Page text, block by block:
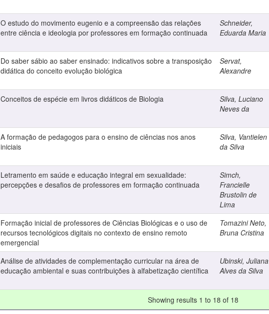
O estudo do movimento eugenio e a compreensão das relações
entre ciência e ideologia por professores em formação continuada
Schneider,
Eduarda Maria
Do saber sábio ao saber ensinado: indicativos sobre a transposição
didática do conceito evolução biológica
Servat,
Alexandre
Conceitos de espécie em livros didáticos de Biologia
Silva, Luciano
Neves da
A formação de pedagogos para o ensino de ciências nos anos
iniciais
Silva, Vantielen
da Silva
Letramento em saúde e educação integral em sexualidade:
percepções e desafios de professores em formação continuada
Simch,
Francielle
Brustolin de
Lima
Formação inicial de professores de Ciências Biológicas e o uso de
recursos tecnológicos digitais no contexto de ensino remoto
emergencial
Tomazini Neto,
Bruna Cristina
Análise de atividades de complementação curricular na área de
educação ambiental e suas contribuições à alfabetização científica
Ubinski, Juliana
Alves da Silva
Showing results 1 to 18 of 18